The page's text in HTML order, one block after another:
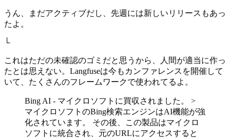
うん、まだアクティブだし、先週には新しいリリースもあっ
たよ。
└
これはただの未確認のゴミだと思うから、人間が適当に作っ
たとは思えない。Langfuseは今もカンファレンスを開催して
いて、たくさんのフレームワークで使われてるよ。
Bing AI - マイクロソフトに買収されました。 >
マイクロソフトのBing検索エンジンはAI機能が強
化されています。 その後、この製品はマイクロ
ソフトに統合され、元のURLにアクセスすると